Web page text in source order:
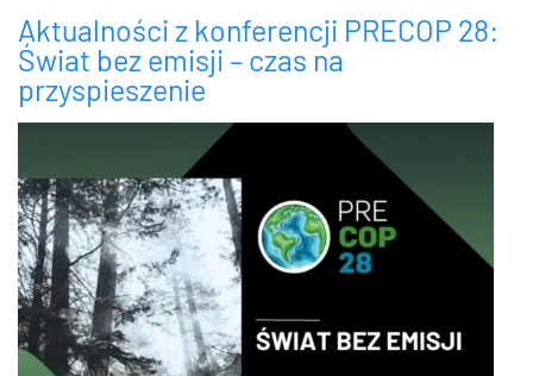
Aktualności z konferencji PRECOP 28:
Świat bez emisji – czas na
przyspieszenie